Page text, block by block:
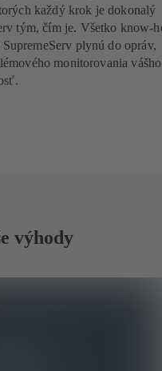
každý krok je dokonalý
tým, čím je. Všetko know-
plynú do opráv,
monitorovania vášho
výhody